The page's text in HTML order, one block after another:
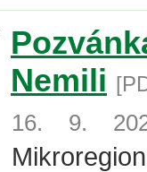
Nemili
16. 9.